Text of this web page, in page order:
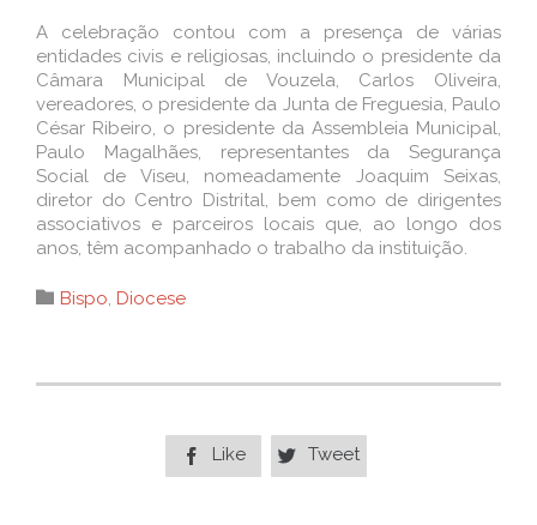
A celebração contou com a presença de várias
entidades civis e religiosas, incluindo o presidente da
Câmara Municipal de Vouzela, Carlos Oliveira,
vereadores, o presidente da Junta de Freguesia, Paulo
César Ribeiro, o presidente da Assembleia Municipal,
Paulo Magalhães, representantes da Segurança
Social de Viseu, nomeadamente Joaquim Seixas,
diretor do Centro Distrital, bem como de dirigentes
associativos e parceiros locais que, ao longo dos
anos, têm acompanhado o trabalho da instituição.
 Category
Bispo, Diocese
 Like  Tweet